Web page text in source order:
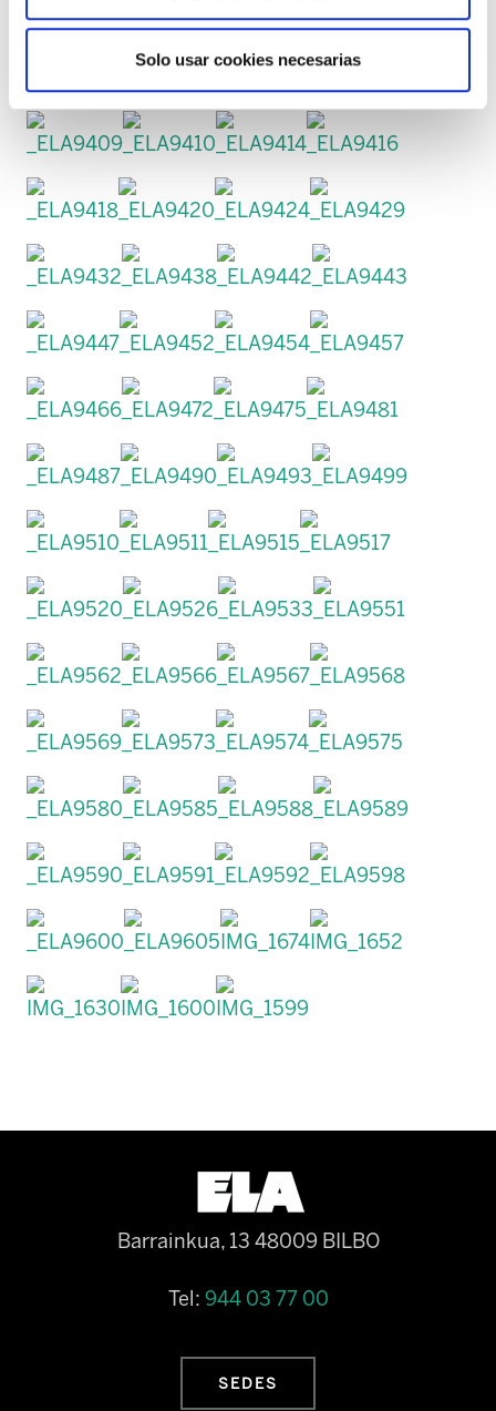
Solo usar cookies necesarias
Barrainkua, 13 48009 BILBO
Tel: 944 03 77 00
SEDES